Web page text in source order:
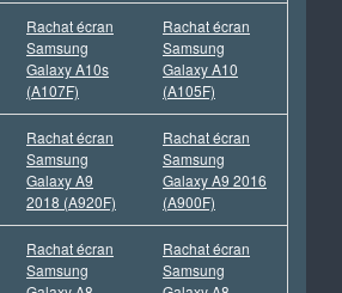
Rachat écran
Samsung
Galaxy A10s
(A107F)
Rachat écran
Samsung
Galaxy A10
(A105F)
Rachat écran
Samsung
Galaxy A9
2018 (A920F)
Rachat écran
Samsung
Galaxy A9 2016
(A900F)
Rachat écran
Samsung
Rachat écran
Samsung